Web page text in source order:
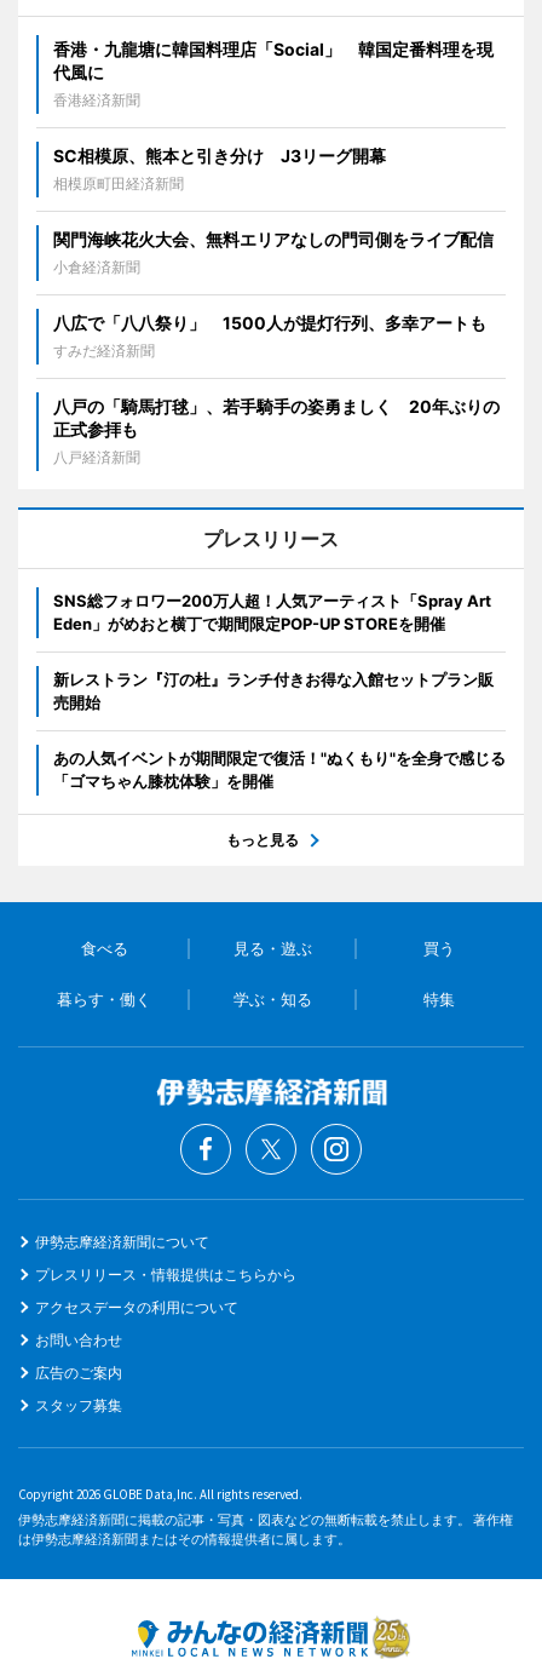
香港・九龍塘に韓国料理店「Social」 韓国定番料理を現
代風に
香港経済新聞
SC相模原、熊本と引き分け J3リーグ開幕
相模原町田経済新聞
関門海峡花火大会、無料エリアなしの門司側をライブ配信
小倉経済新聞
八広で「八八祭り」 1500人が提灯行列、多幸アートも
すみだ経済新聞
八戸の「騎馬打毬」、若手騎手の姿勇ましく 20年ぶりの
正式参拝も
八戸経済新聞
プレスリリース
SNS総フォロワー200万人超！人気アーティスト「Spray Art
Eden」がめおと横丁で期間限定POP-UP STOREを開催
新レストラン『汀の杜』ランチ付きお得な入館セットプラン販
売開始
あの人気イベントが期間限定で復活！"ぬくもり"を全身で感じる
「ゴマちゃん膝枕体験」を開催
もっと見る
食べる 見る・遊ぶ 買う
暮らす・働く 学ぶ・知る 特集
伊勢志摩経済新聞について
プレスリリース・情報提供はこちらから
アクセスデータの利用について
お問い合わせ
広告のご案内
スタッフ募集
Copyright 2026 GLOBE Data,Inc. All rights reserved.
伊勢志摩経済新聞に掲載の記事・写真・図表などの無断転載を禁止します。 著作権
は伊勢志摩経済新聞またはその情報提供者に属します。